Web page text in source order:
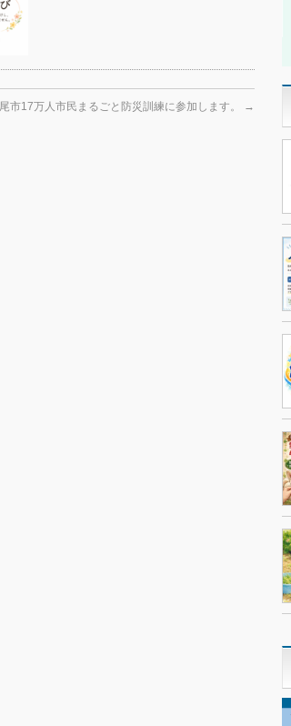
市17万人市民まるごと防災訓練に参加します。 →